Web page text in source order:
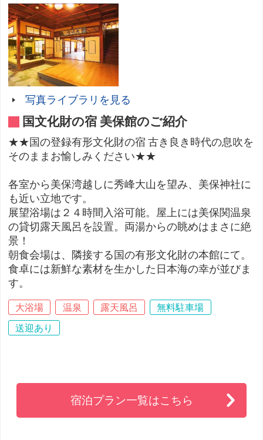
写真ライブラリを見る
国文化財の宿 美保館のご紹介
★★国の登録有形文化財の宿 古き良き時代の息吹を
そのままお愉しみください★★
各室から美保湾越しに秀峰大山を望み、美保神社に
も近い立地です。
展望浴場は２４時間入浴可能。屋上には美保関温泉
の貸切露天風呂を設置。両湯からの眺めはまさに絶
景！
朝食会場は、隣接する国の有形文化財の本館にて。
食卓には新鮮な素材を生かした日本海の幸が並びま
す。
大浴場 温泉 露天風呂
無料駐車場
送迎あり
宿泊プラン一覧はこちら